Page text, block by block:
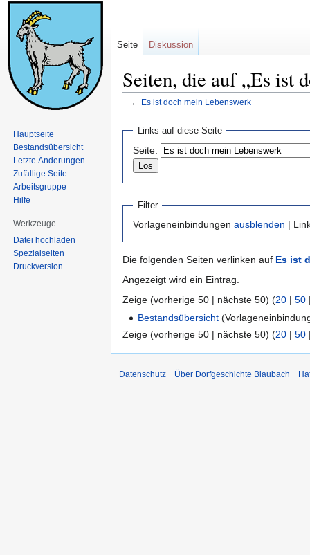
Seiten, die auf „Es ist
← Es ist doch mein Lebenswerk
Navigation
springen
springen
Links auf diese Seite
Seite:
Filter
Vorlageneinbindungen ausblenden |
Die folgenden Seiten verlinken auf Es ist
Angezeigt wird ein Eintrag.
Zeige (vorherige 50 | nächste 50) (20 | 50
Bestandsübersicht
Zeige (vorherige 50 | nächste 50) (20 | 50
Seite Diskussion
Hauptseite
Bestandsübersicht
Letzte Änderungen
Zufällige Seite
Arbeitsgruppe
Hilfe
Werkzeuge
Datei hochladen
Spezialseiten
Druckversion
Datenschutz Über Dorfgeschichte Blaubach